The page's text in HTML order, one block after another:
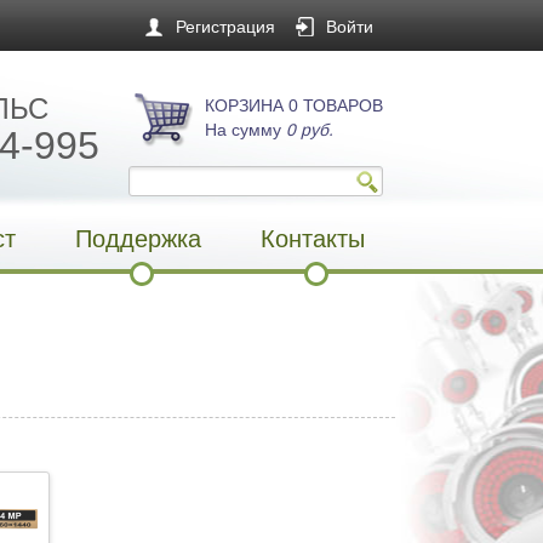
Регистрация Войти
995
КОРЗИНА 0 ТОВАРОВ
На сумму 0 руб.
Поддержка Контакты